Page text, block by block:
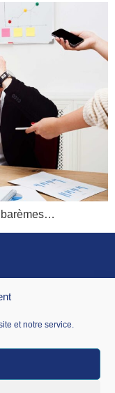
et notre service.